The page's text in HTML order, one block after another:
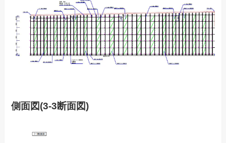
側面図(3-3断面図)